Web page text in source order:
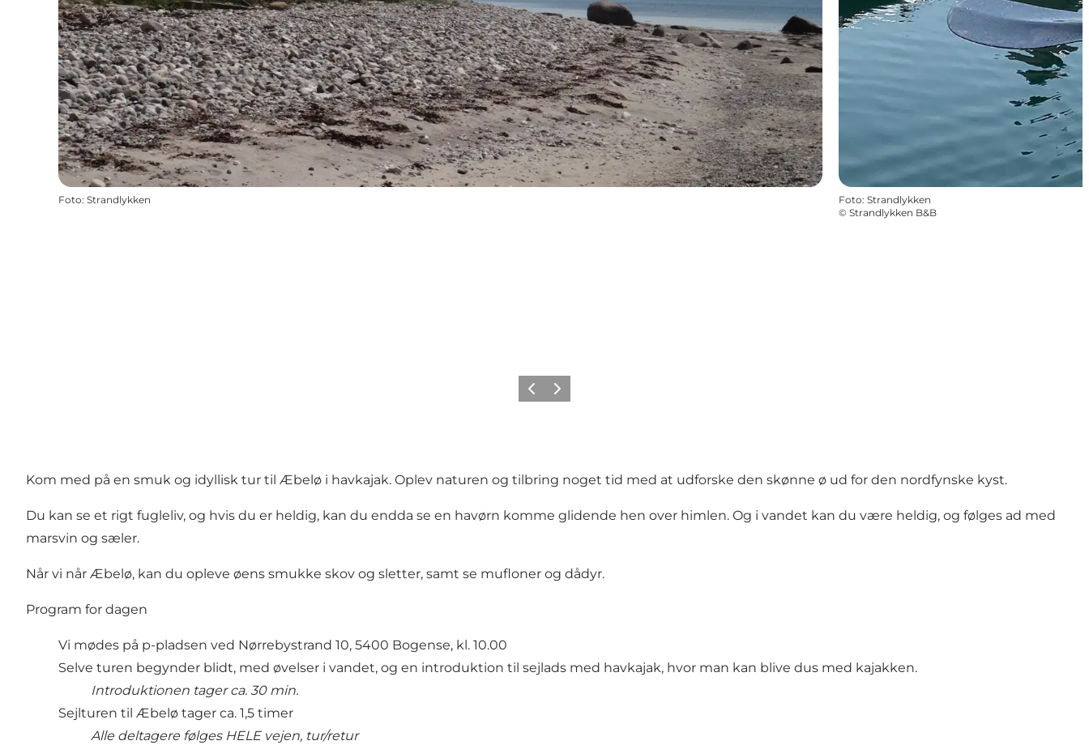
Foto: Strandlykken Foto: Strandlykken
© Strandlykken B&B
ForrigeNæste
Kom med på en smuk og idyllisk tur til Æbelø i havkajak. Oplev naturen og tilbring noget tid med at udforske den skønne ø ud for den nordfynske kyst.
Du kan se et rigt fugleliv, og hvis du er heldig, kan du endda se en havørn komme glidende hen over himlen. Og i vandet kan du være heldig, og følges ad med
marsvin og sæler.
Når vi når Æbelø, kan du opleve øens smukke skov og sletter, samt se mufloner og dådyr.
Program for dagen
Vi mødes på p-pladsen ved Nørrebystrand 10, 5400 Bogense, kl. 10.00
Selve turen begynder blidt, med øvelser i vandet, og en introduktion til sejlads med havkajak, hvor man kan blive dus med kajakken.
Introduktionen tager ca. 30 min.
Sejlturen til Æbelø tager ca. 1,5 timer
Alle deltagere følges HELE vejen, tur/retur